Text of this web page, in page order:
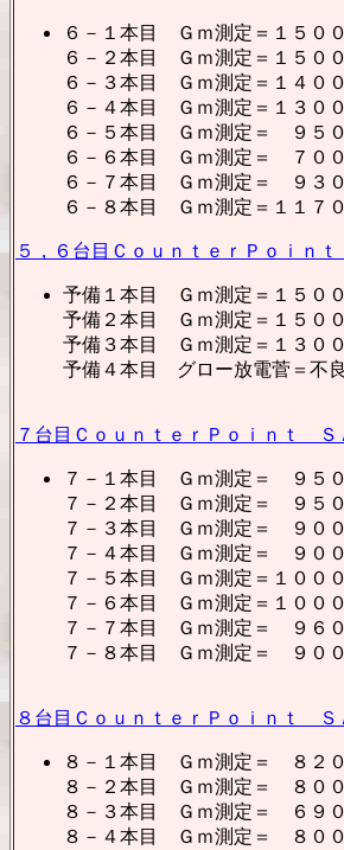
６－１本目 Ｇｍ測定＝１５０
６－２本目 Ｇｍ測定＝１５０
６－３本目 Ｇｍ測定＝１４０
６－４本目 Ｇｍ測定＝１３０
６－５本目 Ｇｍ測定＝ ９５
６－６本目 Ｇｍ測定＝ ７０
６－７本目 Ｇｍ測定＝ ９３
６－８本目 Ｇｍ測定＝１１７
５，６台目ＣｏｕｎｔｅｒＰｏｉｎ
予備１本目 Ｇｍ測定＝１５０
予備２本目 Ｇｍ測定＝１５０
予備３本目 Ｇｍ測定＝１３０
予備４本目 グロー放電菅＝不良
７台目ＣｏｕｎｔｅｒＰｏｉｎｔ Ｓ
７－１本目 Ｇｍ測定＝ ９５
７－２本目 Ｇｍ測定＝ ９５
７－３本目 Ｇｍ測定＝ ９０
７－４本目 Ｇｍ測定＝ ９０
７－５本目 Ｇｍ測定＝１００
７－６本目 Ｇｍ測定＝１００
７－７本目 Ｇｍ測定＝ ９６
７－８本目 Ｇｍ測定＝ ９０
８台目ＣｏｕｎｔｅｒＰｏｉｎｔ Ｓ
８－１本目 Ｇｍ測定＝ ８２
８－２本目 Ｇｍ測定＝ ８０
８－３本目 Ｇｍ測定＝ ６９
８－４本目 Ｇｍ測定＝ ８０